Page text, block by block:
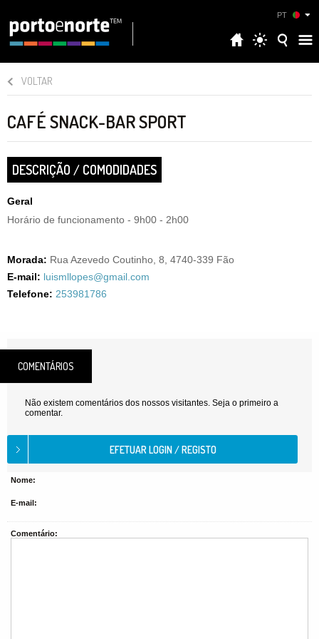
PT
VOLTAR
CAFÉ SNACK-BAR SPORT
DESCRIÇÃO / COMODIDADES
Geral
Horário de funcionamento - 9h00 - 2h00
Morada: Rua Azevedo Coutinho, 8, 4740-339 Fão
E-mail: luismllopes@gmail.com
Telefone: 253981786
COMENTÁRIOS
Não existem comentários dos nossos visitantes. Seja o primeiro a
comentar.
Nome:
E-mail:
Comentário: